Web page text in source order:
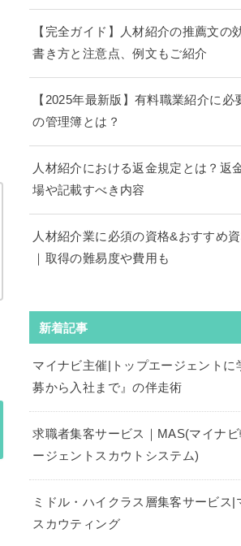
【完全ガイド】人材紹介の推薦文の
書き方と注意点、例文もご紹介
【2025年最新版】有料職業紹介に必
の管理簿とは？
人材紹介における返金規定とは？返
場や記載すべき内容
人材紹介業に必須の資格&おすすめ
｜取得の難易度や費用も
新着記事
マイナビ主催|トップエージェントに
募から入社まで』の伴走術
求職者集客サービス｜MAS(マイナ
ージェントスカウトシステム)
ミドル・ハイクラス層集客サービス|
スカウティング